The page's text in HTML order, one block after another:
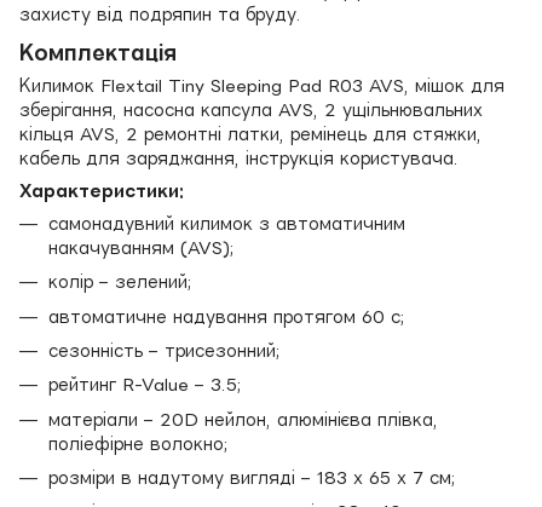
захисту від подряпин та бруду.
Комплектація
Килимок Flextail Tiny Sleeping Pad R03 AVS, мішок для
зберігання, насосна капсула AVS, 2 ущільнювальних
кільця AVS, 2 ремонтні латки, ремінець для стяжки,
кабель для заряджання, інструкція користувача.
Характеристики:
самонадувний килимок з автоматичним
накачуванням (AVS);
колір – зелений;
автоматичне надування протягом 60 с;
сезонність – трисезонний;
рейтинг R-Value – 3.5;
матеріали – 20D нейлон, алюмінієва плівка,
поліефірне волокно;
розміри в надутому вигляді – 183 х 65 х 7 см;